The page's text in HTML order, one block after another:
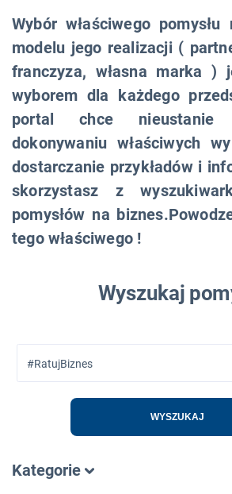
ZAREJESTRUJ
Wybór właściwego
modelu jego realizacji (
franczyza, własna marka )
wyborem dla każdego
portal chce nieustanie
dokonywaniu właściwych
dostarczanie przykładów i
skorzystasz z
pomysłów na
tego właściwego !
Wyszukaj
#RatujBiznes
WYSZUKAJ
Kategorie